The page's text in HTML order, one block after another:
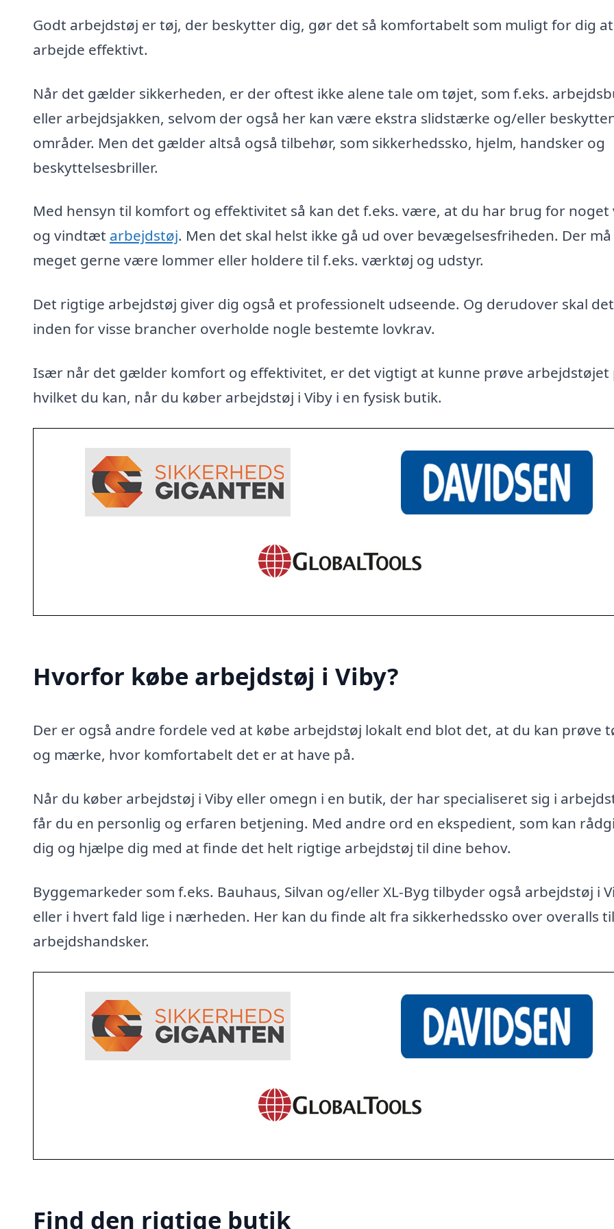
Godt arbejdstøj er tøj, der beskytter dig, gør det så komfortabelt som muligt for dig at
arbejde effektivt.
Når det gælder sikkerheden, er der oftest ikke alene tale om tøjet, som f.eks.
eller arbejdsjakken, selvom der også her kan være ekstra slidstærke og/eller
områder. Men det gælder altså også tilbehør, som sikkerhedssko, hjelm, handsker og
beskyttelsesbriller.
Med hensyn til komfort og effektivitet så kan det f.eks. være, at du har brug for noget
og vindtæt arbejdstøj. Men det skal helst ikke gå ud over bevægelsesfriheden. Der
meget gerne være lommer eller holdere til f.eks. værktøj og udstyr.
Det rigtige arbejdstøj giver dig også et professionelt udseende. Og derudover skal det
inden for visse brancher overholde nogle bestemte lovkrav.
Især når det gælder komfort og effektivitet, er det vigtigt at kunne prøve arbejdstøjet
hvilket du kan, når du køber arbejdstøj i Viby i en fysisk butik.
Hvorfor købe arbejdstøj i Viby?
Der er også andre fordele ved at købe arbejdstøj lokalt end blot det, at du kan prøve
og mærke, hvor komfortabelt det er at have på.
Når du køber arbejdstøj i Viby eller omegn i en butik, der har specialiseret sig i
får du en personlig og erfaren betjening. Med andre ord en ekspedient, som kan
dig og hjælpe dig med at finde det helt rigtige arbejdstøj til dine behov.
Byggemarkeder som f.eks. Bauhaus, Silvan og/eller XL-Byg tilbyder også arbejdstøj i
eller i hvert fald lige i nærheden. Her kan du finde alt fra sikkerhedssko over overalls til
arbejdshandsker.
Find den rigtige butik